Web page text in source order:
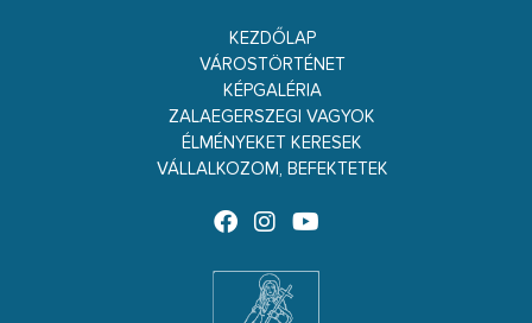
KEZDŐLAP
VÁROSTÖRTÉNET
KÉPGALÉRIA
ZALAEGERSZEGI VAGYOK
ÉLMÉNYEKET KERESEK
VÁLLALKOZOM, BEFEKTETEK